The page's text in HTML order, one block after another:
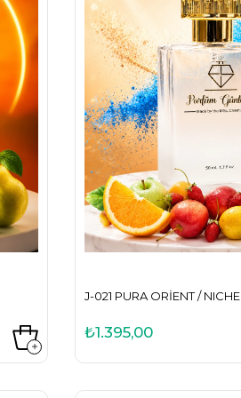
J-021 PURA ORIENT / NICHE
₺1.395,00